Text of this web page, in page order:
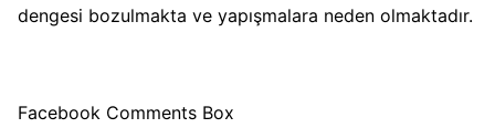
dengesi bozulmakta ve yapışmalara neden olmaktadır.
Facebook Comments Box